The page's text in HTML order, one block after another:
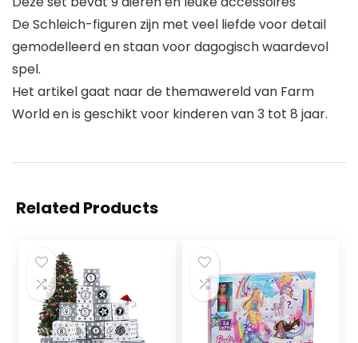
De Schleich-figuren zijn met veel liefde voor detail
gemodelleerd en staan voor dagogisch waardevol
spel.
Het artikel gaat naar de themawereld van Farm
World en is geschikt voor kinderen van 3 tot 8 jaar.
Related Products